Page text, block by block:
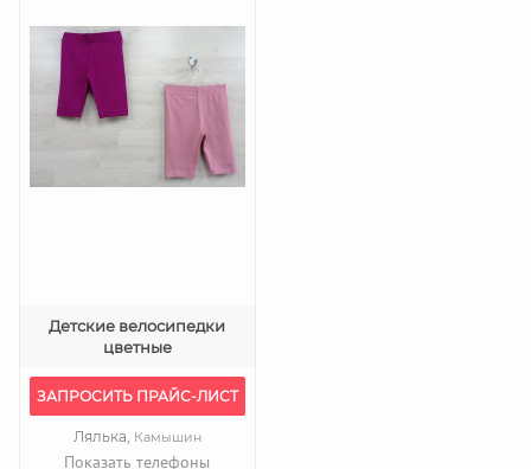
Детские велосипедки
цветные
ЗАПРОСИТЬ ПРАЙС-ЛИСТ
Лялька, Камышин
Показать телефоны